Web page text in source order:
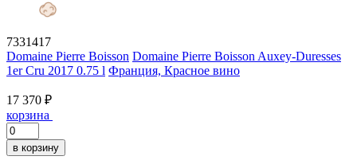
7331417
Domaine Pierre Boisson Domaine Pierre Boisson Auxey-Duresses
1er Cru 2017 0.75 l Франция, Красное вино
17 370 ₽
корзина
в корзину